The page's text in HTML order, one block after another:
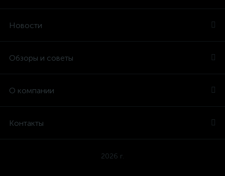
Новости
Обзоры и советы
О компании
Контакты
2026 г.